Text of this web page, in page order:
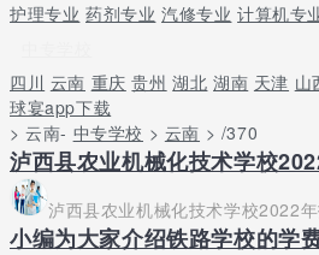
护理专业 药剂专业 汽修专业 计算机专
四川 云南 重庆 贵州 湖北 湖南 天津 山
球宴app下载
> 云南- 中专学校 > 云南 > /370
泸西县农业机械化技术学校
泸西县农业机械化技术学校2022
小编为大家介绍铁路学校的学